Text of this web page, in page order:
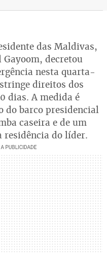
das Maldivas,
Gayoom, decretou
nesta quarta-
direitos dos
dias. A medida é
do barco presidencial
caseira e de um
residência do líder.